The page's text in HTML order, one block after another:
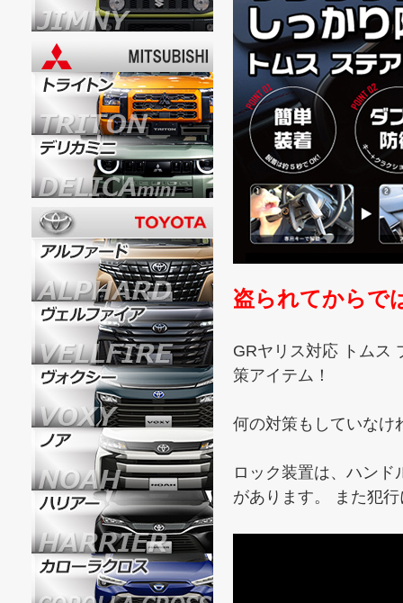
盗られてからで
GRヤリス対応 トムス
策アイテム！
何の対策もしていなけ
ロック装置は、ハン
があります。 また犯